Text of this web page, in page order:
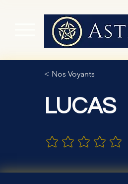
< Nos Voyants
LUCAS